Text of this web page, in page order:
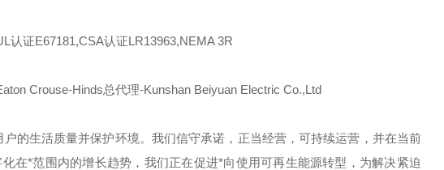
认证E67181,CSA认证LR13963,NEMA 3R
Crouse-Hinds总代理-Kunshan Beiyuan Electric Co.,Ltd
的生活质量并保护环境。我们信守承诺，正当经营，可持续运营，并在当前
在*范围内的增长趋势，我们正在促进*向使用可再生能源转型，为解决紧迫